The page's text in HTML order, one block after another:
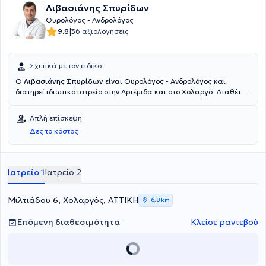
Λιβασιάνης Σπυρίδων
Ουρολόγος - Ανδρολόγος
9.8|36 αξιολογήσεις
Σχετικά με τον ειδικό
Ο Λιβασιάνης Σπυρίδων είναι Ουρολόγος - Ανδρολόγος και
διατηρεί ιδιωτικό ιατρείο στην Αρτέμιδα και στο Χολαργό. Διαθέτει
παθήσεις, ενδοσκοπική ουρολογία, ρομποτική χειρουργική,
ανδρολογία (πρόωρη εκσπερμάτωση, στυτική δυσλειτουργία,
χειρουργική αποκατάσταση στύσης, ενδοπεϊκές προθέσεις),
ουρολογία (ακράτεια ούρων, παθήσεις όρχεων, όγκοι
λοιμώξεις, κυστεοσκόπηση, κονδυλώματα, υπογονιμότητα) κ.α.
Απλή επίσκεψη
Δες το κόστος
Ιατρείο 1Ιατρείο 2
Μιλτιάδου 6, Χολαργός, ΑΤΤΙΚΗ 6,8 km
Επόμενη διαθεσιμότητα Κλείσε ραντεβού